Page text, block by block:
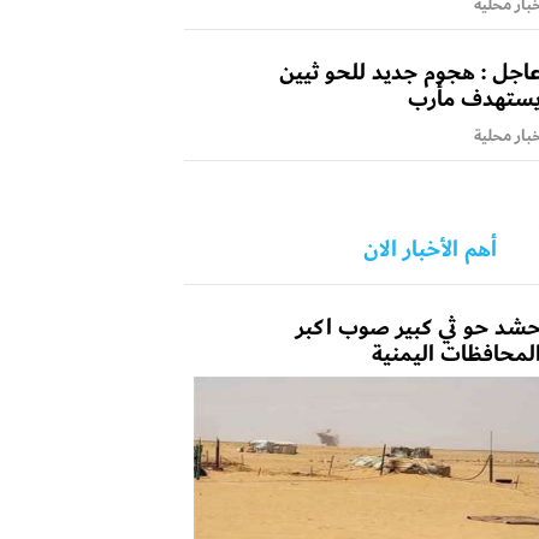
: هجوم جديد للحو ثيين
مأرب
محلية
أهم الأخبار الان
حو ثي كبير صوب اكبر
المحافظات اليمنية